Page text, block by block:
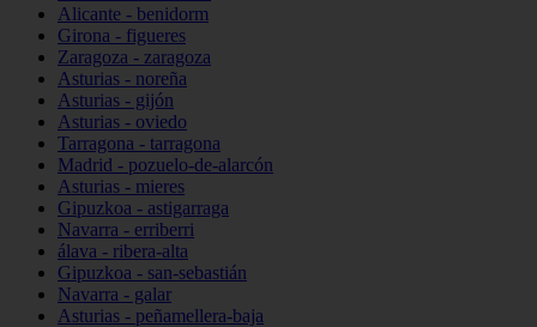
Alicante - benidorm
Girona - figueres
Zaragoza - zaragoza
Asturias - noreña
Asturias - gijón
Asturias - oviedo
Tarragona - tarragona
Madrid - pozuelo-de-alarcón
Asturias - mieres
Gipuzkoa - astigarraga
Navarra - erriberri
álava - ribera-alta
Gipuzkoa - san-sebastián
Navarra - galar
Asturias - peñamellera-baja